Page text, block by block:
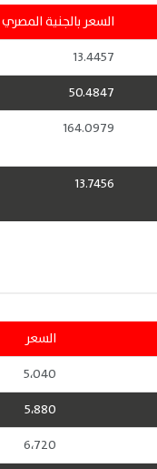
السعر بالجنية المصري
13.4457
50.4847
164.0979
13.7456
السعر
5،040
5،880
6،720